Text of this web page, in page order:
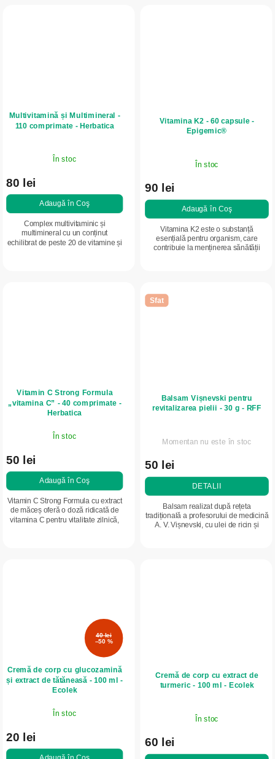
Multivitamină și Multimineral -
110 comprimate - Herbatica
În stoc
80 lei
Adaugă în Coş
Complex multivitaminic și
multimineral cu un conținut
echilibrat de peste 20 de vitamine și
Vitamina K2 - 60 capsule -
Epigemic®
În stoc
90 lei
Adaugă în Coş
Vitamina K2 este o substanță
esențială pentru organism, care
contribuie la menținerea sănătății
Vitamin C Strong Formula
„vitamina C” - 40 comprimate -
Herbatica
În stoc
50 lei
Adaugă în Coş
Vitamin C Strong Formula cu extract
de măceș oferă o doză ridicată de
vitamina C pentru vitalitate zilnică,
Sfat
Balsam Vișnevski pentru
revitalizarea pielii - 30 g - RFF
Momentan nu este în stoc
50 lei
DETALII
Balsam realizat după rețeta
tradițională a profesorului de medicină
A. V. Vișnevski, cu ulei de ricin și
40 lei
–50 %
Cremă de corp cu glucozamină
și extract de tătăneasă - 100 ml -
Ecolek
În stoc
20 lei
Cremă de corp cu extract de
turmeric - 100 ml - Ecolek
În stoc
60 lei